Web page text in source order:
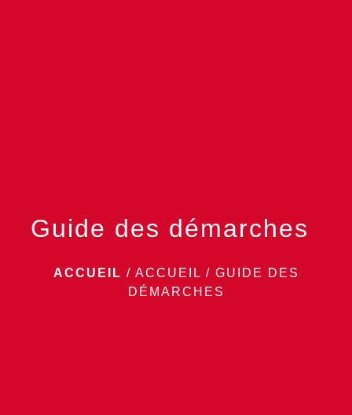
Guide des démarches
ACCUEIL / ACCUEIL / GUIDE DES
DÉMARCHES